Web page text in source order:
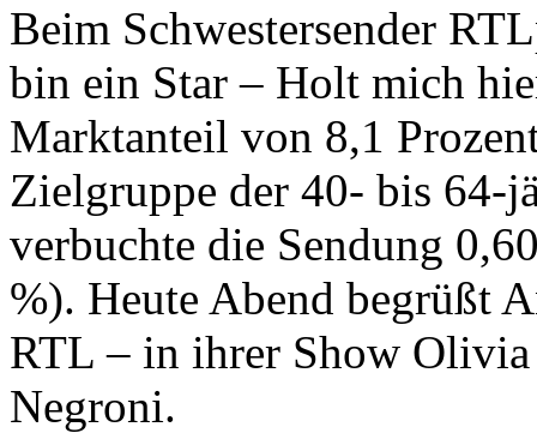
Beim Schwestersender
bin ein Star – Holt mich
Marktanteil von 8,1
Zielgruppe der 40- bis 64-
verbuchte die Sendung
%). Heute Abend begrüßt
RTL – in ihrer Show Olivia
Negroni.